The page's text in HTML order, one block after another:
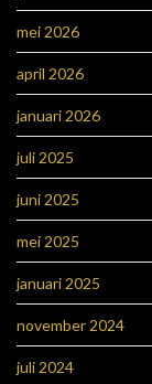
mei 2026
april 2026
januari 2026
juli 2025
juni 2025
mei 2025
januari 2025
november 2024
juli 2024